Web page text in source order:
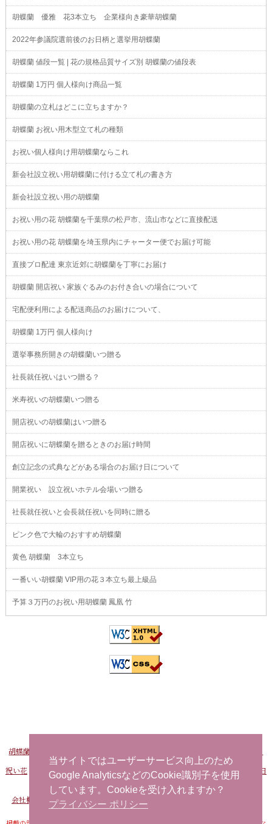
胡蝶蘭 優雅 花3本立ち 企業様向き豪華胡蝶蘭
2022年参議院選前後のお日柄と選挙用胡蝶蘭
胡蝶蘭 値段一覧 | 花の規格品質サイズ別 胡蝶蘭の値段表
胡蝶蘭 1万円 個人様向け商品一覧
胡蝶蘭の立札はどこに立ちますか？
胡蝶蘭 お祝い用木型立て札の種類
お祝い個人様向け用胡蝶蘭ならこれ
新会社設立祝い用胡蝶蘭に付ける立て札の書き方
新会社設立祝い用の胡蝶蘭
お祝い用の花 胡蝶蘭を千葉県の松戸市、流山市などに直接配送
お祝い用の花 胡蝶蘭を埼玉県内にチャーター便でお届け可能
直接プロ配達 東京近郊に胡蝶蘭を丁寧にお届け
胡蝶蘭 開店祝い 家族ぐるみのお付き合いの場合について
宅配便利用による配送商品のお届けについて、
胡蝶蘭 1万円 個人様向け
選挙事務所開きの胡蝶蘭いつ贈る
社長就任祝いはいつ贈る？
米寿祝いの胡蝶蘭いつ贈る
開店祝いの胡蝶蘭はいつ贈る
開店祝いに胡蝶蘭を贈るときのお届け時間
創立記念の式典などがある場合のお届け日について
開業祝い 設立祝いホテル会場いつ贈る
社長就任祝いと会長就任祝いを同時に贈る
ピンク色で大輪のおすすめ胡蝶蘭
黄色 胡蝶蘭 3本立ち
一番いい胡蝶蘭 VIP用の花３本立ち最上級品
予算３万円のお祝い用胡蝶蘭 鳳凰 竹
胡蝶蘭販売Net
本へ花を注文する
祝い花- 開店祝い用の花- 社長就任祝い 胡蝶蘭 事務所移転祝い 胡蝶蘭-
誕生日
お祝い用の花
当日配達できる花-胡蝶蘭
会社概要
プライバシーポリシー- 特定商取引法に基づく表記
当サイトではユーザーサービス向上のため
Google AnalyticsなどのCookie識別子を使用
しています。Cookieを受け入れますか？
プライバシー ポリシー